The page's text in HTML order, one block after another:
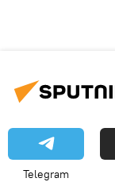
Telegram